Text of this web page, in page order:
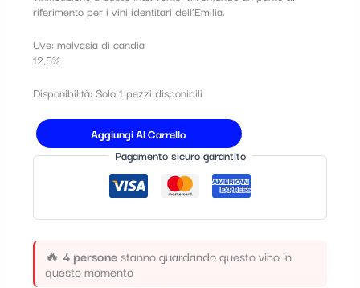
riferimento per i vini identitari dell’Emilia.
Uve: malvasia di candia
12,5%
Disponibilità: Solo 1 pezzi disponibili
Aggiungi Al Carrello
Pagamento sicuro garantito
🔥 4 personestanno guardando questo vino in
questo momento